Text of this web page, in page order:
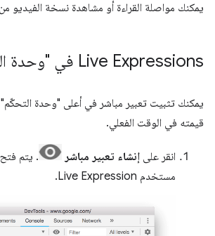
يمكنك مواصلة القراءة أو مشاهدة نسخة الفيديو
Live Expressions في "وحدة التحكّم"
يمكنك تثبيت تعبير مباشر في أعلى "وحدة التحكّم"
قيمته في الوقت الفعلي.
انقر على إنشاء تعبير مباشر
. يتم
مستخدم Live Expression.